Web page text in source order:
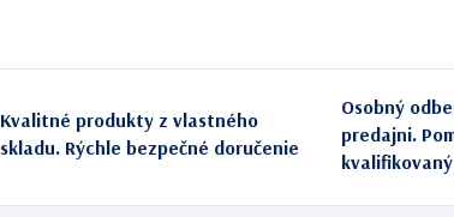
Kvalitné produkty z vlastného
skladu. Rýchle bezpečné doručenie
Osobný
predajni.